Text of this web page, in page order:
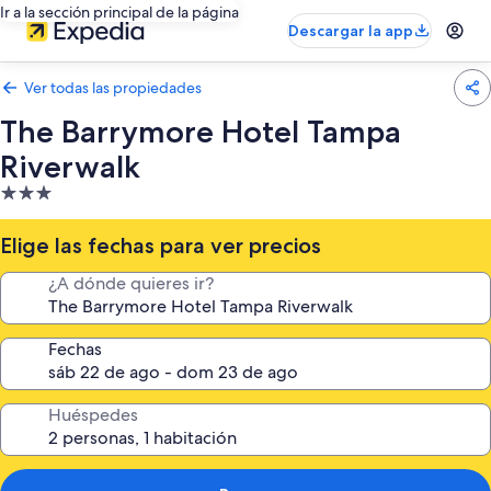
Ir a la sección principal de la página
Descargar la app
Ver todas las propiedades
The Barrymore Hotel Tampa
Riverwalk
Propiedad
de
3.0
estrellas
Elige las fechas para ver precios
¿A dónde quieres ir?
Fechas
Huéspedes